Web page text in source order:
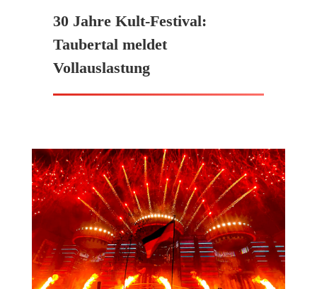
30 Jahre Kult-Festival:
Taubertal meldet
Vollauslastung